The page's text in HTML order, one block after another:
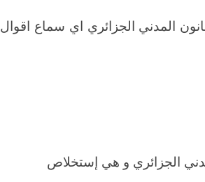
من 333 إلى المادة 336 من القانون المدني الجزائري اي سماع اقوال